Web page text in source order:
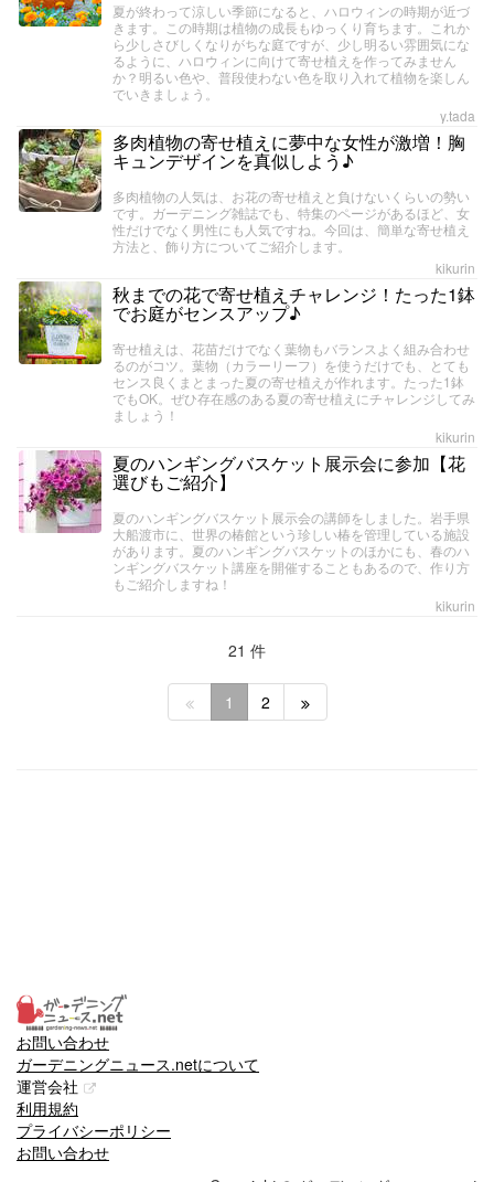
夏が終わって涼しい季節になると、ハロウィンの時期が近づ
きます。この時期は植物の成長もゆっくり育ちます。これか
ら少しさびしくなりがちな庭ですが、少し明るい雰囲気にな
るように、ハロウィンに向けて寄せ植えを作ってみません
か？明るい色や、普段使わない色を取り入れて植物を楽しん
でいきましょう。
y.tada
多肉植物の寄せ植えに夢中な女性が激増！胸
キュンデザインを真似しよう♪
多肉植物の人気は、お花の寄せ植えと負けないくらいの勢い
です。ガーデニング雑誌でも、特集のページがあるほど、女
性だけでなく男性にも人気ですね。今回は、簡単な寄せ植え
方法と、飾り方についてご紹介します。
kikurin
秋までの花で寄せ植えチャレンジ！たった1鉢
でお庭がセンスアップ♪
寄せ植えは、花苗だけでなく葉物もバランスよく組み合わせ
るのがコツ。葉物（カラーリーフ）を使うだけでも、とても
センス良くまとまった夏の寄せ植えが作れます。たった1鉢
でもOK。ぜひ存在感のある夏の寄せ植えにチャレンジしてみ
ましょう！
kikurin
夏のハンギングバスケット展示会に参加【花
選びもご紹介】
夏のハンギングバスケット展示会の講師をしました。岩手県
大船渡市に、世界の椿館という珍しい椿を管理している施設
があります。夏のハンギングバスケットのほかにも、春のハ
ンギングバスケット講座を開催することもあるので、作り方
もご紹介しますね！
kikurin
21 件
1 2
お問い合わせ
ガーデニングニュース.netについて
運営会社
利用規約
プライバシーポリシー
お問い合わせ